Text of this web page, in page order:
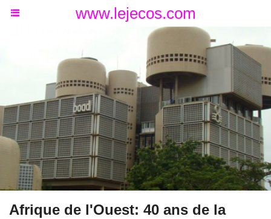
www.lejecos.com
Afrique de l'Ouest: 40 ans de la